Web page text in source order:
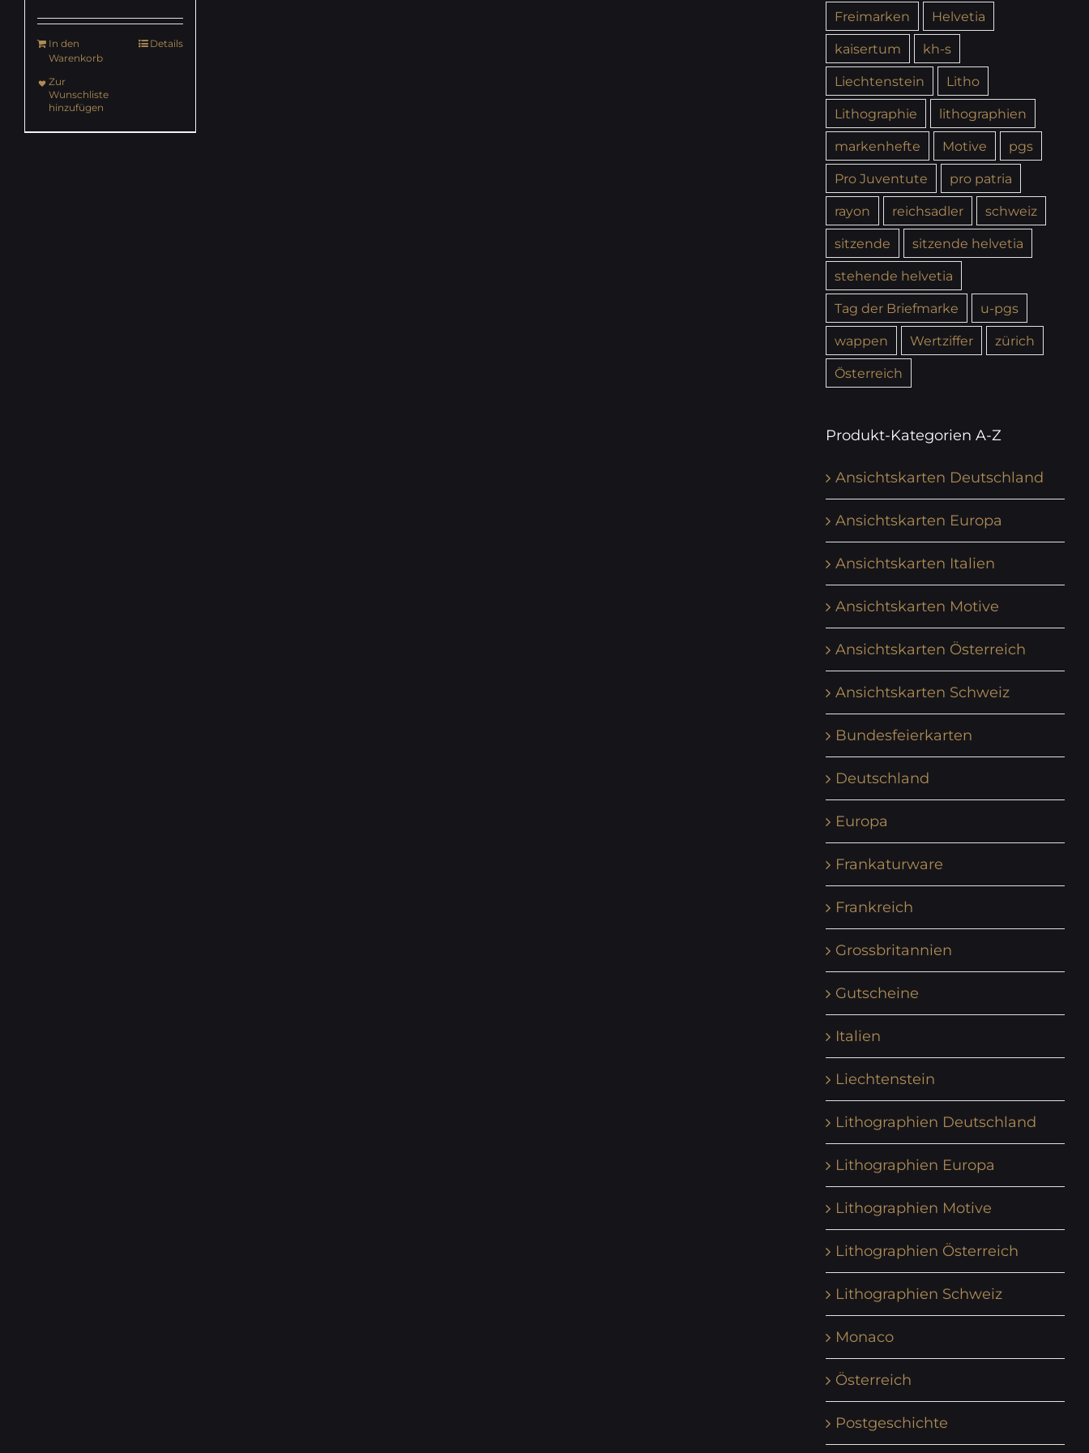
In den
Warenkorb
Details
Zur
Wunschliste
hinzufügen
Freimarken
Helvetia
kaisertum
kh-s
Liechtenstein
Litho
Lithographie
lithographien
markenhefte
Motive
pgs
Pro Juventute
pro patria
rayon
reichsadler
schweiz
sitzende
sitzende helvetia
stehende helvetia
Tag der Briefmarke
u-pgs
wappen
Wertziffer
zürich
Österreich
Produkt-Kategorien A-Z
Ansichtskarten Deutschland
Ansichtskarten Europa
Ansichtskarten Italien
Ansichtskarten Motive
Ansichtskarten Österreich
Ansichtskarten Schweiz
Bundesfeierkarten
Deutschland
Europa
Frankaturware
Frankreich
Grossbritannien
Gutscheine
Italien
Liechtenstein
Lithographien Deutschland
Lithographien Europa
Lithographien Motive
Lithographien Österreich
Lithographien Schweiz
Monaco
Österreich
Postgeschichte